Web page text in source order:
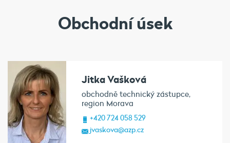
Obchodní úsek
Jitka Vašková
obchodně technický zástupce,
region Morava
+420 724 058 529
jvaskova@azp.cz